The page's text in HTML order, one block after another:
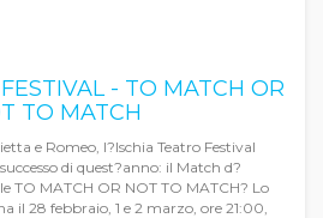
- TO MATCH OR
TO MATCH
e Romeo, l?Ischia Teatro Festival
di quest?anno: il Match d?
TO MATCH OR NOT TO MATCH? Lo
il 28 febbraio, 1 e 2 marzo, ore 21:00,